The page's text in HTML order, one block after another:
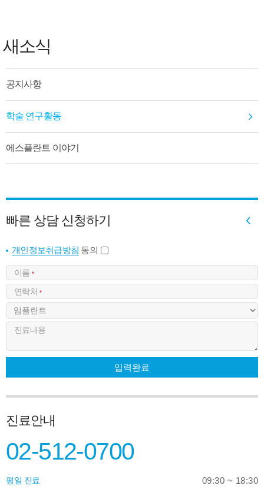
새소식
공지사항
학술 연구활동
에스플란트 이야기
진료안내
02-512-0700
평일 진료 09:30 ~ 18:30
빠른 상담 신청하기
개인정보취급방침 동의
이름 *
연락처*
진료내용
입력완료